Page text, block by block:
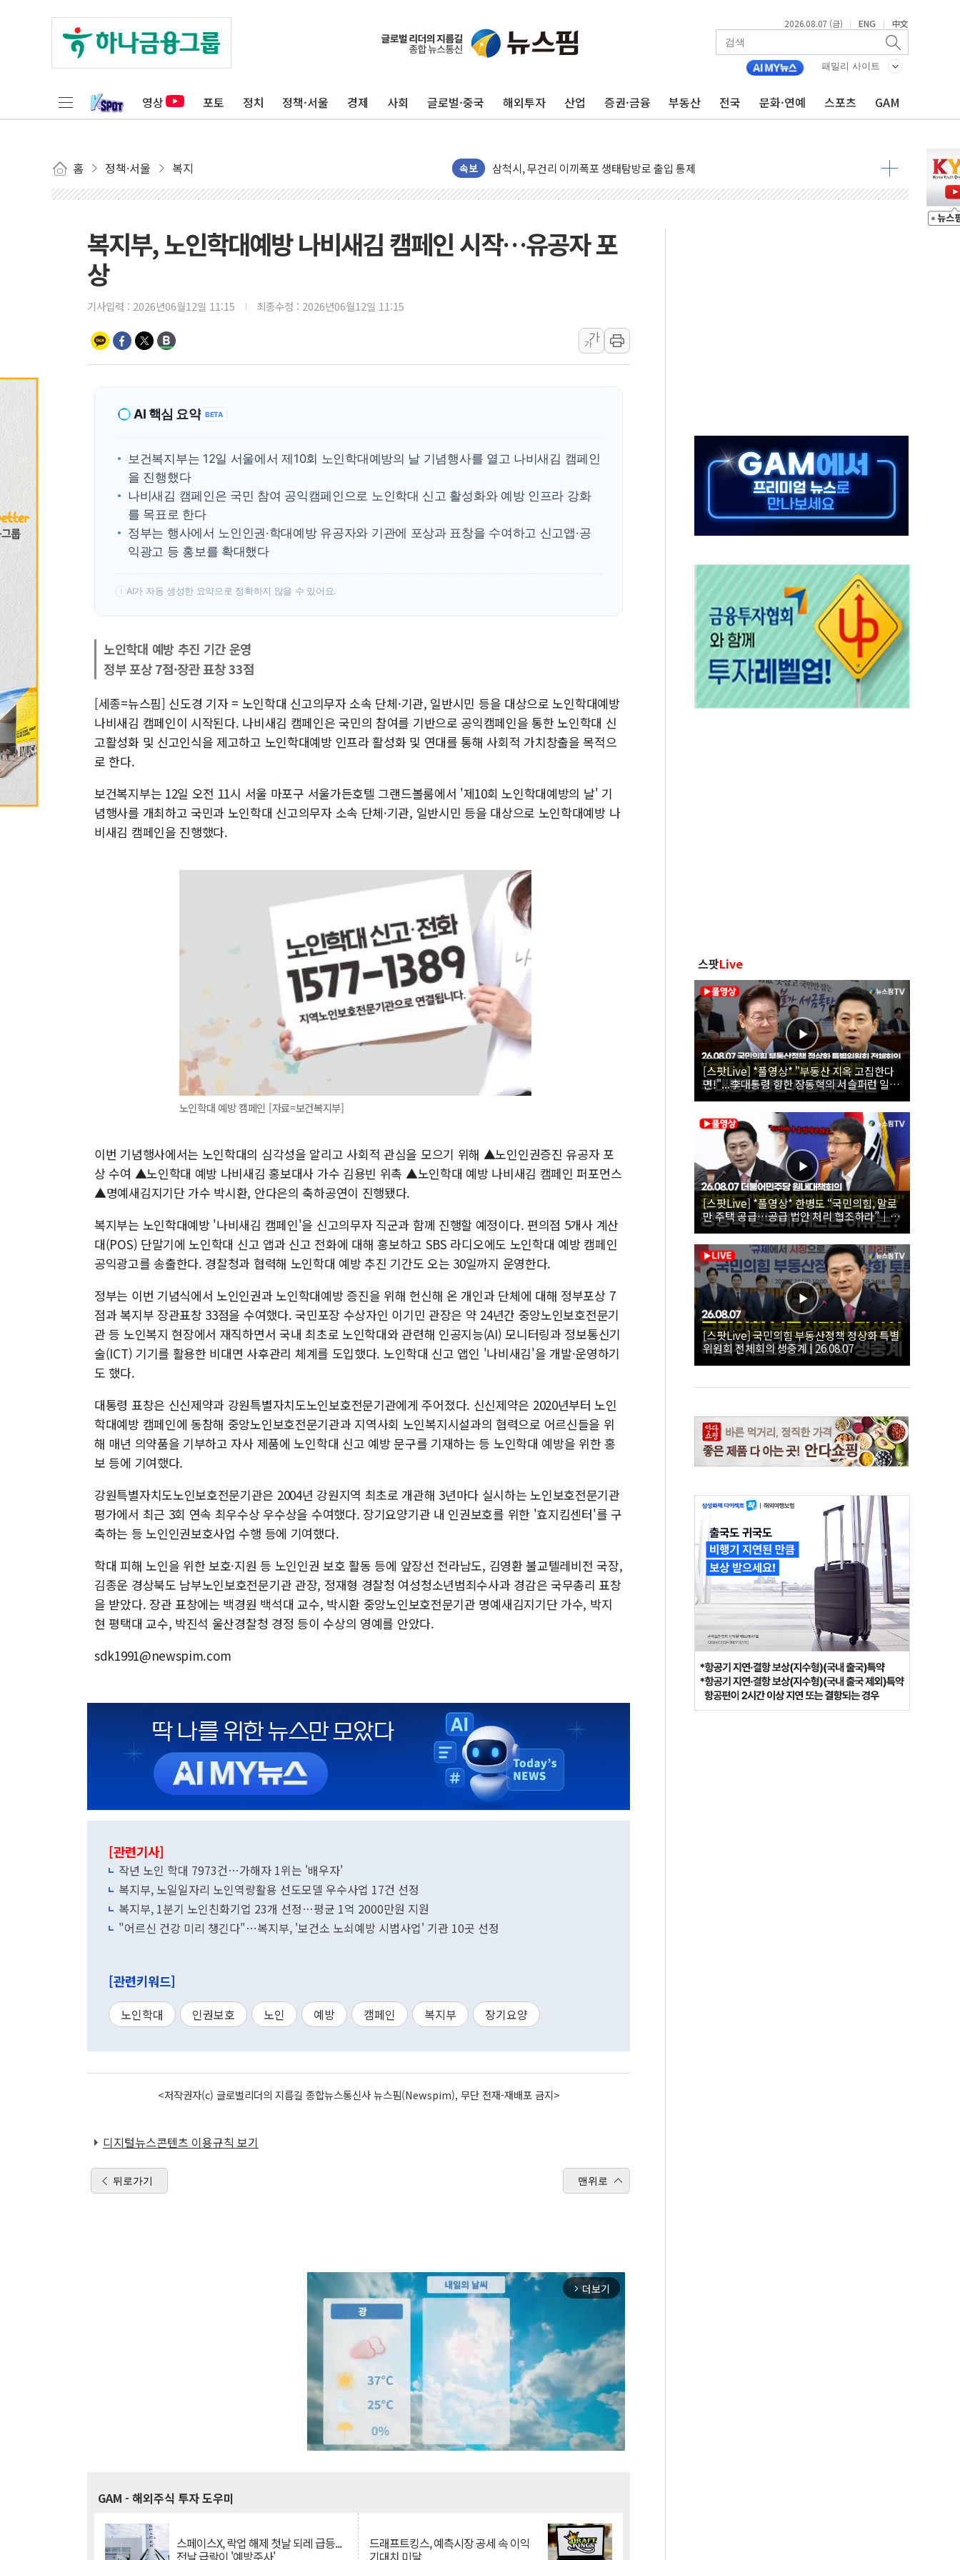
2026.08.07 (금) | ENG | 中文
패밀리 사이트
영상 포토 정치 정책·서울 경제 사회 글로벌·중국 해외투자 산업 증권·금융 부동산 전국 문화·연예 스포츠 GAM
홈 정책·서울 복지 속보
해군1함대 '창설 80주년' 기념식...지역축제 '불금전파, 송정'과 상생
원주시, 첨단의료복합단지 지정 준비 본격화…'AI 데이터 기반 메디테크 혁신허브' 구상
전남광주 화정역 인근 도로 4중 추돌…1명 심정지·5명 부상
청도 문수리 야산서 산불 진화 중...진화헬기 3대 투입
헥토이노베이션, 상반기 매출 첫 2000억원 돌파
우리은행, 고창해상풍력에 4000억 금융 지원
종합특검, '尹 관저 이전 감사 무마' 유병호 구속 기소
코스피·코스닥 오전 동반 하락…내린 종목이 두 배 넘어
창호 교체하다 난간 무너져…대전서 50대 일용직 추락 사망
장동혁 "규제와 대출 풀고 재개발·재건축 촉진하는 것이 부동산 정상화"
[속보] 종합특검, '尹 관저 이전 감사 무마' 유병호 감사위원 구속 기소
AI에 승부 건 네이버…내년 AI 팩토리 매출 본격화
복지부, 노인학대예방 나비새김 캠페인 시작…유공자 포
상
기사입력 : 2026년06월12일 11:15 최종수정 : 2026년06월12일 11:15
가
가
AI 핵심 요약 BETA
보건복지부는 12일 서울에서 제10회 노인학대예방의 날 기념행사를 열고 나비새김 캠페인
을 진행했다
나비새김 캠페인은 국민 참여 공익캠페인으로 노인학대 신고 활성화와 예방 인프라 강화
를 목표로 한다
정부는 행사에서 노인인권·학대예방 유공자와 기관에 포상과 표창을 수여하고 신고앱·공
익광고 등 홍보를 확대했다
! AI가 자동 생성한 요약으로 정확하지 않을 수 있어요.
노인학대 예방 추진 기간 운영
정부 포상 7점·장관 표창 33점
[세종=뉴스핌] 신도경 기자 = 노인학대 신고의무자 소속 단체·기관, 일반시민 등을 대상으로 노인학대예방
나비새김 캠페인이 시작된다. 나비새김 캠페인은 국민의 참여를 기반으로 공익캠페인을 통한 노인학대 신
고활성화 및 신고인식을 제고하고 노인학대예방 인프라 활성화 및 연대를 통해 사회적 가치창출을 목적으
로 한다.
보건복지부는 12일 오전 11시 서울 마포구 서울가든호텔 그랜드볼룸에서 '제10회 노인학대예방의 날' 기
념행사를 개최하고 국민과 노인학대 신고의무자 소속 단체·기관, 일반시민 등을 대상으로 노인학대예방 나
비새김 캠페인을 진행했다.
노인학대 예방 캠페인 [자료=보건복지부]
이번 기념행사에서는 노인학대의 심각성을 알리고 사회적 관심을 모으기 위해 ▲노인인권증진 유공자 포
상 수여 ▲노인학대 예방 나비새김 홍보대사 가수 김용빈 위촉 ▲노인학대 예방 나비새김 캠페인 퍼포먼스
▲명예새김지기단 가수 박시환, 안다은의 축하공연이 진행됐다.
복지부는 노인학대예방 '나비새김 캠페인'을 신고의무자 직군과 함께 진행할 예정이다. 편의점 5개사 계산
대(POS) 단말기에 노인학대 신고 앱과 신고 전화에 대해 홍보하고 SBS 라디오에도 노인학대 예방 캠페인
공익광고를 송출한다. 경찰청과 협력해 노인학대 예방 추진 기간도 오는 30일까지 운영한다.
정부는 이번 기념식에서 노인인권과 노인학대예방 증진을 위해 헌신해 온 개인과 단체에 대해 정부포상 7
점과 복지부 장관표창 33점을 수여했다. 국민포장 수상자인 이기민 관장은 약 24년간 중앙노인보호전문기
관 등 노인복지 현장에서 재직하면서 국내 최초로 노인학대와 관련해 인공지능(AI) 모니터링과 정보통신기
술(ICT) 기기를 활용한 비대면 사후관리 체계를 도입했다. 노인학대 신고 앱인 '나비새김'을 개발·운영하기
도 했다.
대통령 표창은 신신제약과 강원특별자치도노인보호전문기관에게 주어졌다. 신신제약은 2020년부터 노인
학대예방 캠페인에 동참해 중앙노인보호전문기관과 지역사회 노인복지시설과의 협력으로 어르신들을 위
해 매년 의약품을 기부하고 자사 제품에 노인학대 신고 예방 문구를 기재하는 등 노인학대 예방을 위한 홍
보 등에 기여했다.
강원특별자치도노인보호전문기관은 2004년 강원지역 최초로 개관해 3년마다 실시하는 노인보호전문기관
평가에서 최근 3회 연속 최우수상 우수상을 수여했다. 장기요양기관 내 인권보호를 위한 '효지킴센터'를 구
축하는 등 노인인권보호사업 수행 등에 기여했다.
학대 피해 노인을 위한 보호·지원 등 노인인권 보호 활동 등에 앞장선 전라남도, 김영환 불교텔레비전 국장,
김종운 경상북도 남부노인보호전문기관 관장, 정재형 경찰청 여성청소년범죄수사과 경감은 국무총리 표창
을 받았다. 장관 표창에는 백경원 백석대 교수, 박시환 중앙노인보호전문기관 명예새김지기단 가수, 박지
현 평택대 교수, 박진석 울산경찰청 경정 등이 수상의 영예를 안았다.
sdk1991@newspim.com
[관련기사]
작년 노인 학대 7973건…가해자 1위는 '배우자'
복지부, 노일일자리 노인역량활용 선도모델 우수사업 17건 선정
복지부, 1분기 노인친화기업 23개 선정…평균 1억 2000만원 지원
"어르신 건강 미리 챙긴다"…복지부, '보건소 노쇠예방 시범사업' 기관 10곳 선정
[관련키워드]
노인학대 인권보호 노인 예방 캠페인 복지부 장기요양
<저작권자(c) 글로벌리더의 지름길 종합뉴스통신사 뉴스핌(Newspim), 무단 전재-재배포 금지>
디지털뉴스콘텐츠 이용규칙 보기
뒤로가기 맨위로
arrow_forward_ios 더보기
GAM - 해외주식 투자 도우미
스페이스X, 락업 해제 첫날 되레 급등... 드래프트킹스, 예측시장 공세 속 이익
스팟Live
[스팟Live] *풀영상* "부동산 지옥 고집한다
면!"...李대통령 향한 장동혁의 서슬퍼런 일갈
| 26.08.07 국민의힘 부동산정책 정상화 특별
위원회 전체회의
[스팟Live] *풀영상* 한병도 “국민의힘, 말로
만 주택 공급…공급 법안 처리 협조하라”｜
26.08.07 더불어민주당 원내대책회의
[스팟Live] 국민의힘 부동산정책 정상화 특별
위원회 전체회의 생중계 | 26.08.07